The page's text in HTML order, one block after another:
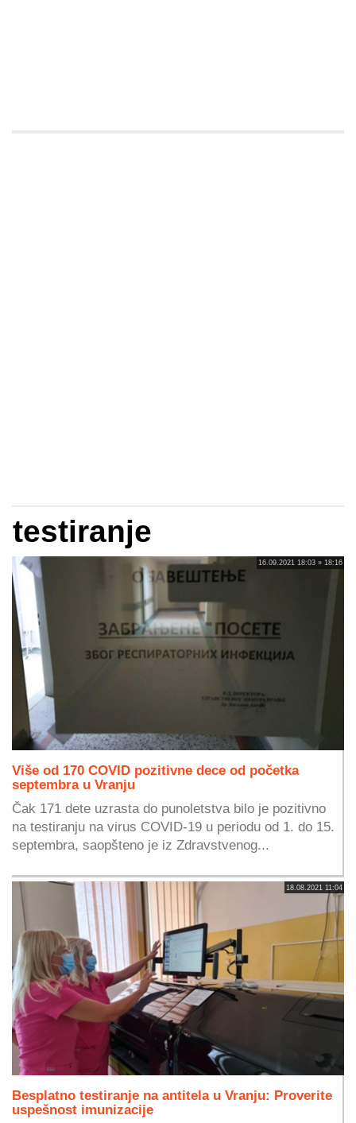
testiranje
16.09.2021 18:03 » 18:16
Više od 170 COVID pozitivne dece od početka
septembra u Vranju
Čak 171 dete uzrasta do punoletstva bilo je pozitivno
na testiranju na virus COVID-19 u periodu od 1. do 15.
septembra, saopšteno je iz Zdravstvenog...
18.08.2021 11:04
Besplatno testiranje na antitela u Vranju: Proverite
uspešnost imunizacije